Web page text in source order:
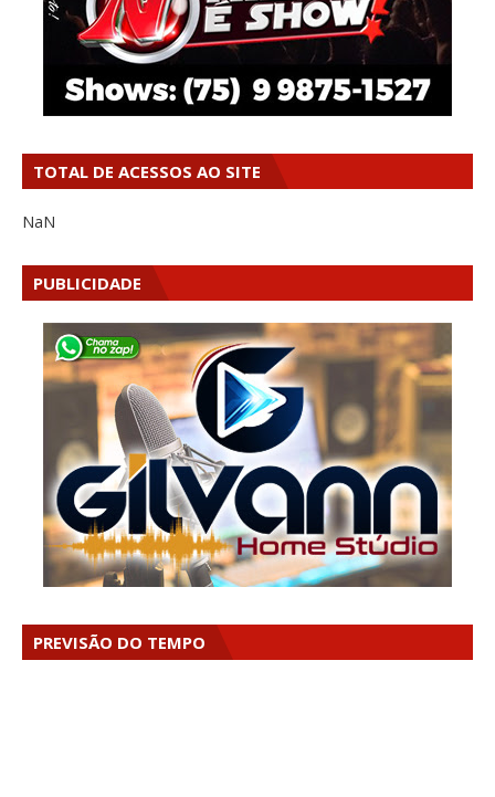
TOTAL DE ACESSOS AO SITE
NaN
PUBLICIDADE
PREVISÃO DO TEMPO